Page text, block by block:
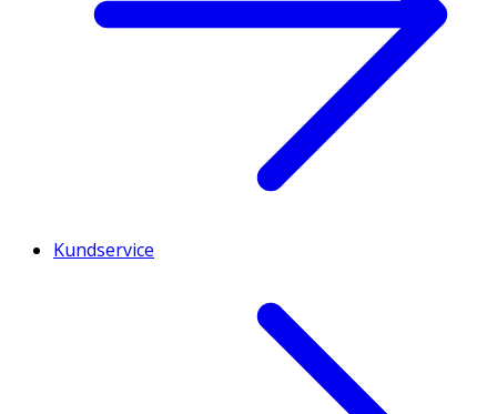
Kundservice